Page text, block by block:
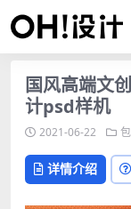
国风高端文
计psd样机
2021-06-22
详情介绍